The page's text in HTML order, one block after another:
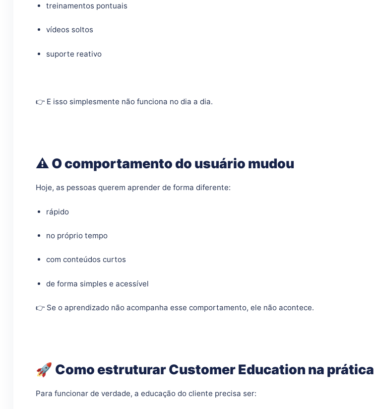
treinamentos pontuais
vídeos soltos
suporte reativo
👉 E isso simplesmente não funciona no dia a dia.
⚠️ O comportamento do usuário mudou
Hoje, as pessoas querem aprender de forma diferente:
rápido
no próprio tempo
com conteúdos curtos
de forma simples e acessível
👉 Se o aprendizado não acompanha esse comportamento, ele não acontece.
🚀 Como estruturar Customer Education na prática
Para funcionar de verdade, a educação do cliente precisa ser: